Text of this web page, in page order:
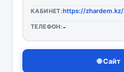
КАБИНЕТ:https://zhardem.kz/
ТЕЛЕФОН:-
🌐 Сайт